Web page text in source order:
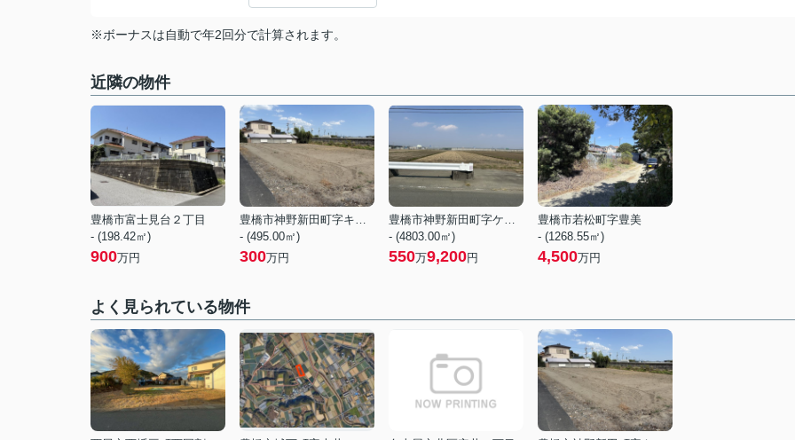
※ボーナスは自動で年2回分で計算されます。
近隣の物件
豊橋市富士見台２丁目
- (198.42㎡)
900万円
豊橋市神野新田町字キノ割
- (495.00㎡)
300万円
豊橋市神野新田町字ケノ割
- (4803.00㎡)
550万9,200円
豊橋市若松町字豊美
- (1268.55㎡)
4,500万円
よく見られている物件